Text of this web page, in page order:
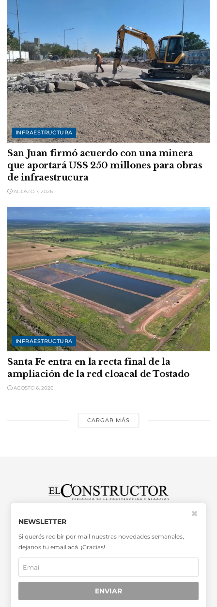
INFRAESTRUCTURA
San Juan firmó acuerdo con una minera
que aportará USS 250 millones para obras
de infraestrucura
AGOSTO 7, 2026
INFRAESTRUCTURA
Santa Fe entra en la recta final de la
ampliación de la red cloacal de Tostado
AGOSTO 6, 2026
CARGAR MÁS
ADEPA
NEWSLETTER
Si querés recibir por mail nuestras novedades semanales,
dejanos tu email acá. ¡Gracias!
ENVIAR
✖